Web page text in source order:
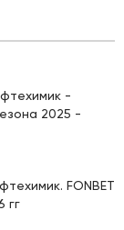
-
2025 -
FONBET
гг